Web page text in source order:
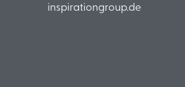
inspirationgroup.de